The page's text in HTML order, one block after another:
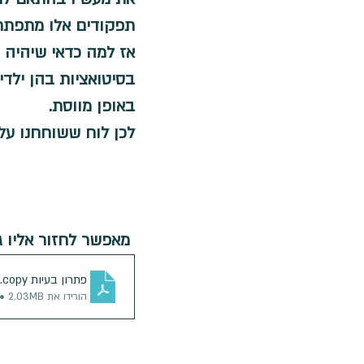
תפקודים אלו
אז למה כדאי שיהיה
בסיטואציות בהן
באופן מווסת.
לכן לוח ששוחחנו
פתרון בעיות copy .pdf
הורידו את PDF • 2.03MB